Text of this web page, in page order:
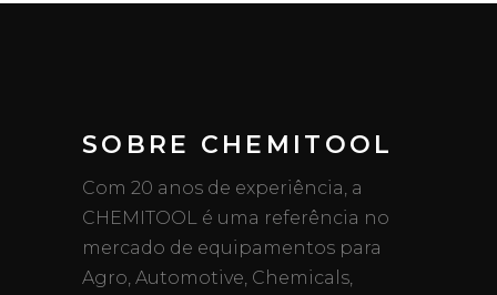
SOBRE CHEMITOOL
Com 20 anos de experiência, a
CHEMITOOL é uma referência no
mercado de equipamentos para
Agro, Automotive, Chemicals,